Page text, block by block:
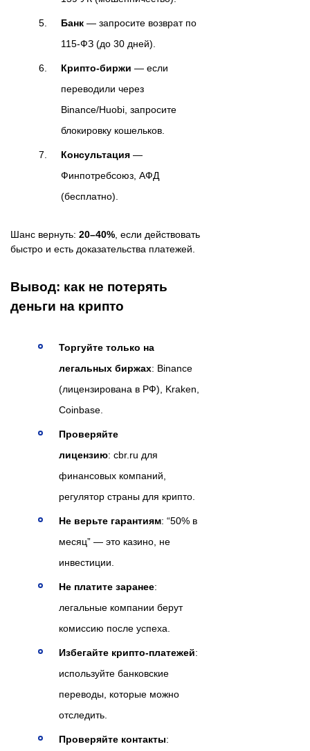
Банк — запросите возврат по
115-ФЗ (до 30 дней).
Крипто-биржи — если
переводили через
Binance/Huobi, запросите
блокировку кошельков.
Консультация —
Финпотребсоюз, АФД
(бесплатно).
Шанс вернуть: 20–40% , если действовать
быстро и есть доказательства платежей.
Вывод: как не потерять
деньги на крипто
Торгуйте только на
легальных биржах: Binance
(лицензирована в РФ), Kraken,
Coinbase.
Проверяйте
лицензию: cbr.ru для
финансовых компаний,
регулятор страны для крипто.
Не верьте гарантиям: “50% в
месяц” — это казино, не
инвестиции.
Не платите заранее:
легальные компании берут
комиссию после успеха.
Избегайте крипто-платежей:
используйте банковские
переводы, которые можно
отследить.
Проверяйте контакты: